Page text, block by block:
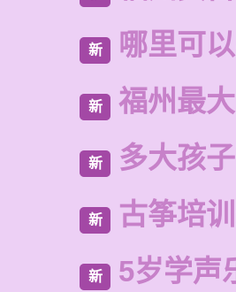
新 哪里可
新 福州最
新 多大孩
新 古筝培
新 5岁学声